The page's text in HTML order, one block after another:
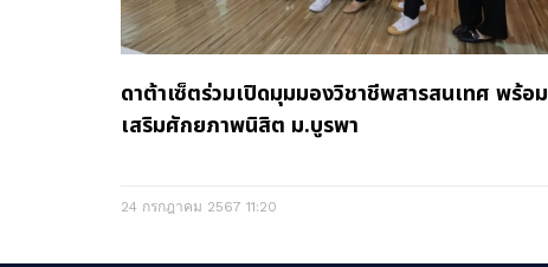
ดาต้าเซ็ตร่วมเปิดมุมมองวิชาชีพสารสนเทศ พร้อม
เสริมศักยภาพนิสิต ม.บูรพา
24 กรกฎาคม 2567 11:20